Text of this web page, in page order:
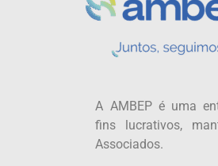
A AMBEP é uma
fins lucrativos,
Associados.